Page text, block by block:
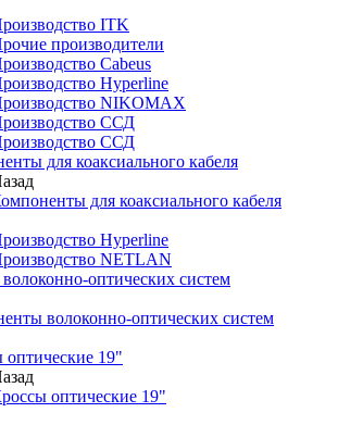
ITK
производители
Cabeus
Hyperline
NIKOMAX
ССД
ССД
для коаксиального кабеля
для коаксиального кабеля
Hyperline
NETLAN
оптических систем
волоконно-оптических систем
оптические 19"
оптические 19"